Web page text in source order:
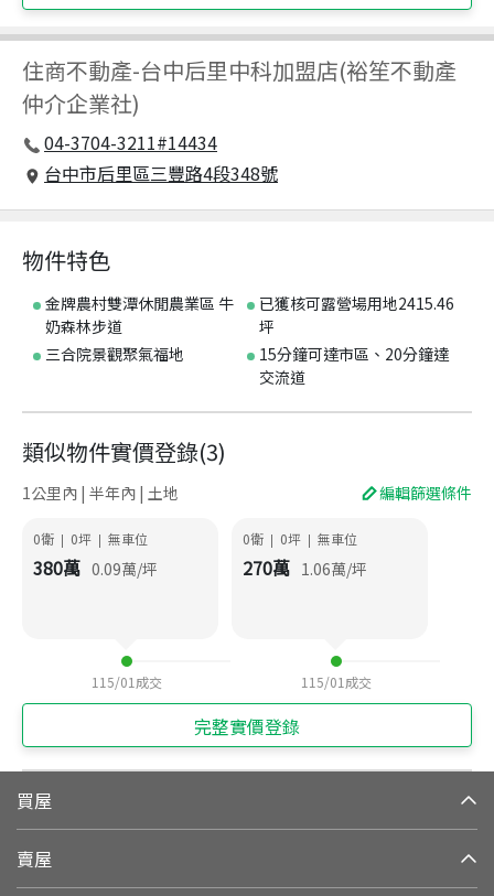
住商不動產-台中后里中科加盟店(裕笙不動產
仲介企業社)
04-3704-3211#14434
台中市后里區三豐路4段348號
物件特色
金牌農村雙潭休閒農業區 牛
奶森林步道
已獲核可露營場用地2415.46
坪
三合院景觀聚氣福地
15分鐘可達市區、20分鐘達
交流道
類似物件實價登錄(3)
1公里內 | 半年內 | 土地 編輯篩選條件
0衛 | 0坪 | 無車位
380萬 0.09萬/坪
115/01 成交
0衛 | 0坪 | 無車位
270萬 1.06萬/坪
115/01 成交
完整實價登錄
買屋
賣屋